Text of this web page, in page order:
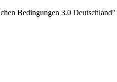
Bedingungen 3.0 Deutschland"